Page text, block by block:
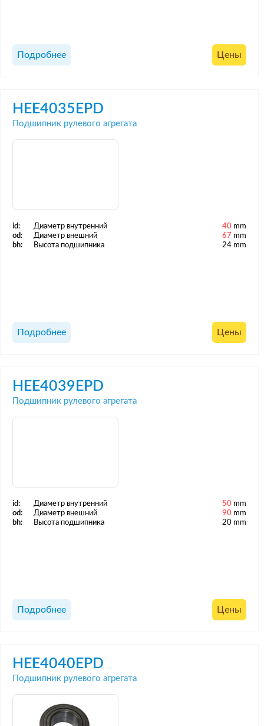
Подробнее Цены
HEE4035EPD
Подшипник рулевого агрегата
id: Диаметр внутренний 40 mm
od:
Диаметр внешний 67 mm
bh:
Высота подшипника 24 mm
Подробнее Цены
HEE4039EPD
Подшипник рулевого агрегата
id: Диаметр внутренний 50 mm
od:
Диаметр внешний 90 mm
bh:
Высота подшипника 20 mm
Подробнее Цены
HEE4040EPD
Подшипник рулевого агрегата